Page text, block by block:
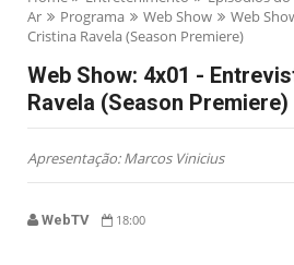
Ar
Programa Web Show
Web
Cristina Ravela (Season Premiere)
Web Show: 4x01 -
Ravela (Season Premiere)
Apresentação: Marcos Vinicius
WebTV 18:00